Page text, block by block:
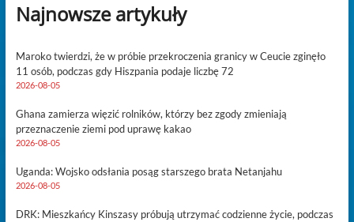
Najnowsze artykuły
Maroko twierdzi, że w próbie przekroczenia granicy w Ceucie zginęło
11 osób, podczas gdy Hiszpania podaje liczbę 72
2026-08-05
Ghana zamierza więzić rolników, którzy bez zgody zmieniają
przeznaczenie ziemi pod uprawę kakao
2026-08-05
Uganda: Wojsko odsłania posąg starszego brata Netanjahu
2026-08-05
DRK: Mieszkańcy Kinszasy próbują utrzymać codzienne życie, podczas